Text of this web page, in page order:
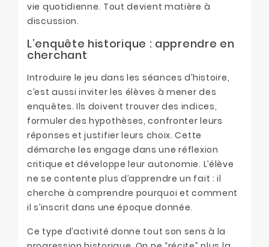
vie quotidienne. Tout devient matière à
discussion.
L’enquête historique : apprendre en
cherchant
Introduire le jeu dans les séances d’histoire,
c’est aussi inviter les élèves à mener des
enquêtes. Ils doivent trouver des indices,
formuler des hypothèses, confronter leurs
réponses et justifier leurs choix. Cette
démarche les engage dans une réflexion
critique et développe leur autonomie. L’élève
ne se contente plus d’apprendre un fait : il
cherche à comprendre pourquoi et comment
il s’inscrit dans une époque donnée.
Ce type d’activité donne tout son sens à la